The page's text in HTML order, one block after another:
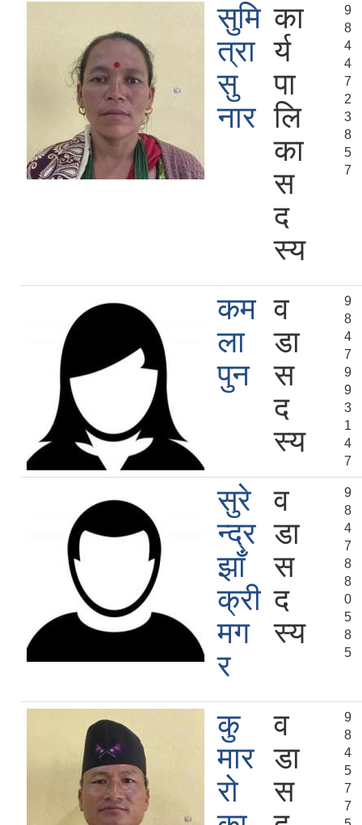
सुमि
त्रा
सु
नार
का
र्य
पा
लि
का
स
द
स्य
9
8
4
4
7
2
3
8
5
7
कम
ला
पुन
व
डा
स
द
स्य
9
8
4
7
9
9
3
1
4
7
सुरे
न्द्र
झाँ
क्री
मग
र
व
डा
स
द
स्य
9
8
4
7
8
8
0
5
8
5
कु
मार
रो
व
डा
स
9
8
4
5
7
7